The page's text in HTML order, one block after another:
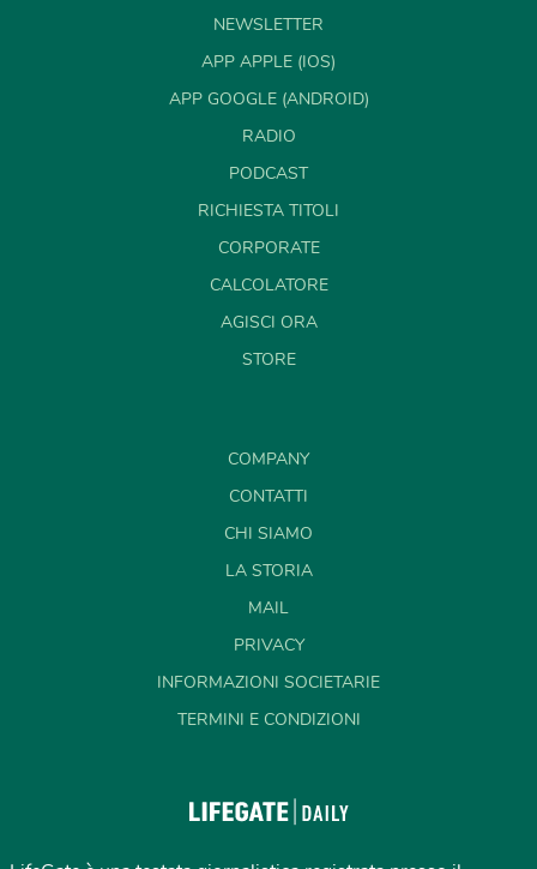
NEWSLETTER
APP APPLE (IOS)
APP GOOGLE (ANDROID)
RADIO
PODCAST
RICHIESTA TITOLI
CORPORATE
CALCOLATORE
AGISCI ORA
STORE
COMPANY
CONTATTI
CHI SIAMO
LA STORIA
MAIL
PRIVACY
INFORMAZIONI SOCIETARIE
TERMINI E CONDIZIONI